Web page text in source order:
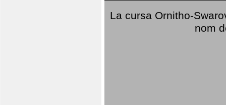
La cursa Ornitho-
nom